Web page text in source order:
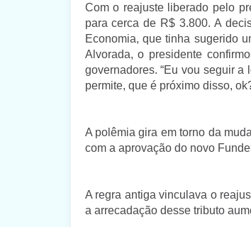
Com o reajuste liberado pelo
para cerca de R$ 3.800. A
Economia, que tinha sugerido
Alvorada, o presidente
governadores. “Eu vou seguir
permite, que é próximo disso,
A polêmia gira em torno da
com a aprovação do novo
A regra antiga vinculava o
a arrecadação desse tributo